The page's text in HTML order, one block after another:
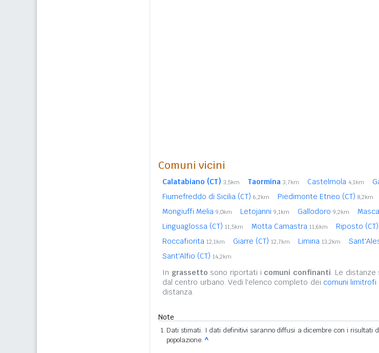
Comuni vicini
Calatabiano (CT) 3,5km Taormina 3,7km Castelmola 4,1km
Fiumefreddo di Sicilia (CT) 6,2km Piedimonte Etneo (CT) 8,2km
Mongiuffi Melia 9,0km Letojanni 9,1km Gallodoro 9,2km
Linguaglossa (CT) 11,5km Motta Camastra 11,6km Riposto (CT)
Roccafiorita 12,1km Giarre (CT) 12,7km Limina 13,2km
Sant'Alfio (CT) 14,2km
In grassetto sono riportati i comuni confinanti. Le distanze
dal centro urbano. Vedi l'elenco completo dei comuni limitrofi
distanza.
Note
Dati stimati. I dati definitivi saranno diffusi a dicembre con i risultati
popolazione. ^